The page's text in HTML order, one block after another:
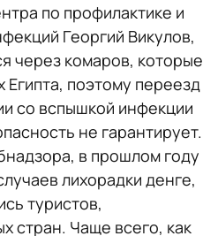
по профилактике и
Георгий Викулов,
через комаров, которые
Египта, поэтому переезд
со вспышкой инфекции
не гарантирует.
в прошлом году
лихорадки денге,
туристов,
стран. Чаще всего, как